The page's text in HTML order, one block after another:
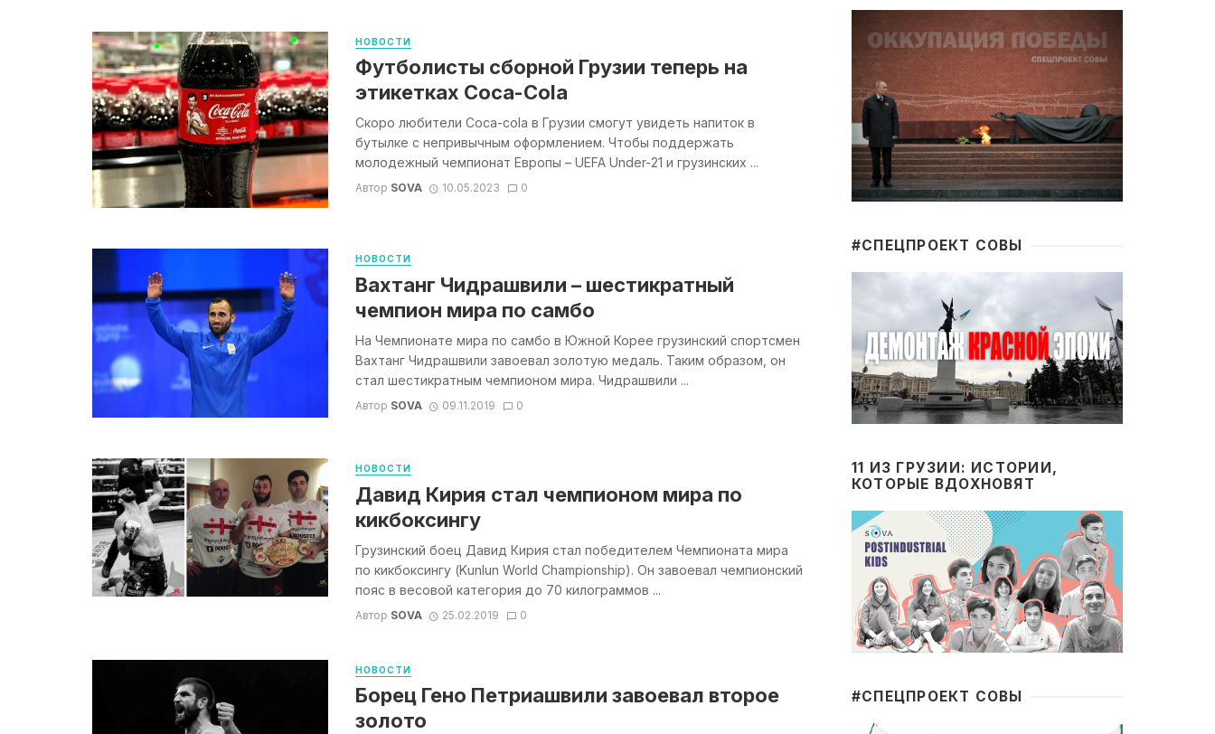
НОВОСТИ
Футболисты сборной Грузии теперь на
этикетках Coca-Cola
Скоро любители Coca-cola в Грузии смогут увидеть напиток в
бутылке с непривычным оформлением. Чтобы поддержать
молодежный чемпионат Европы – UEFA Under-21 и грузинских ...
Автор SOVA 10.05.2023 0
НОВОСТИ
Вахтанг Чидрашвили – шестикратный
чемпион мира по самбо
На Чемпионате мира по самбо в Южной Корее грузинский спортсмен
Вахтанг Чидрашвили завоевал золотую медаль. Таким образом, он
стал шестикратным чемпионом мира. Чидрашвили ...
Автор SOVA 09.11.2019 0
НОВОСТИ
Давид Кирия стал чемпионом мира по
кикбоксингу
Грузинский боец Давид Кирия стал победителем Чемпионата мира
по кикбоксингу (Kunlun World Championship). Он завоевал чемпионский
пояс в весовой категория до 70 килограммов ...
Автор SOVA 25.02.2019 0
НОВОСТИ
Борец Гено Петриашвили завоевал второе
золото
#CПЕЦПРОЕКТ СОВЫ
11 ИЗ ГРУЗИИ: ИСТОРИИ,
КОТОРЫЕ ВДОХНОВЯТ
#CПЕЦПРОЕКТ СОВЫ